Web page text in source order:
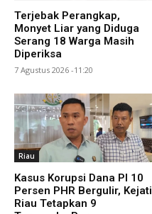
Terjebak Perangkap,
Monyet Liar yang Diduga
Serang 18 Warga Masih
Diperiksa
7 Agustus 2026 -11:20
Riau
Kasus Korupsi Dana PI 10
Persen PHR Bergulir, Kejati
Riau Tetapkan 9